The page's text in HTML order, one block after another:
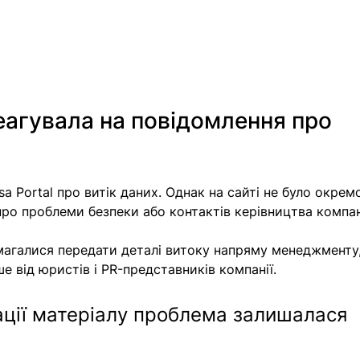
на повідомлення про
Portal про витік даних. Однак на сайті не було
проблеми безпеки або контактів керівництва
передати деталі витоку напряму
від юристів і PR-представників компанії.
матеріалу проблема залишалася